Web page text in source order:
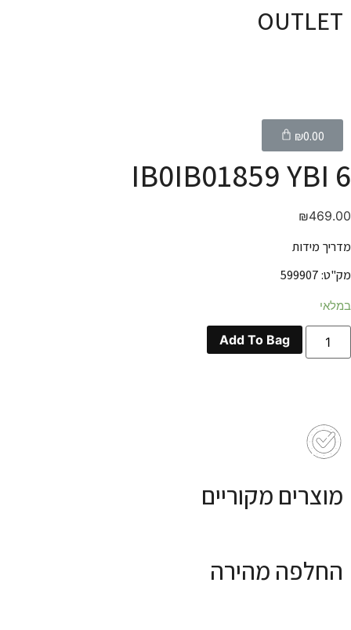
OUTLET
₪0.00
IB0IB01859 YBI 6
₪469.00
מדריך מידות
מק"ט: 599907
במלאי
Add To Bag
מוצרים מקוריים
החלפה מהירה